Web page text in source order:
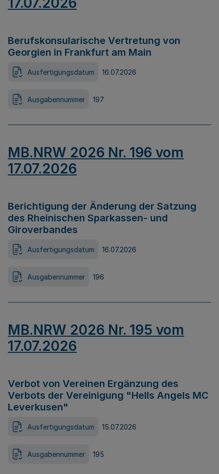
Berufskonsularische Vertretung von
Georgien in Frankfurt am Main
Ausfertigungsdatum 16.07.2026
Ausgabennummer 197
MB.NRW 2026 Nr. 196 vom
17.07.2026
Berichtigung der Änderung der Satzung
des Rheinischen Sparkassen- und
Giroverbandes
Ausfertigungsdatum 16.07.2026
Ausgabennummer 196
MB.NRW 2026 Nr. 195 vom
17.07.2026
Verbot von Vereinen Ergänzung des
Verbots der Vereinigung "Hells Angels MC
Leverkusen"
Ausfertigungsdatum 15.07.2026
Ausgabennummer 195